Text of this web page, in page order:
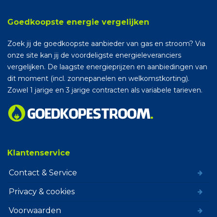
Goedkoopste energie vergelijken
Zoek jij de goedkoopste aanbieder van gas en stroom? Via
onze site kan jij de voordeligste energieleveranciers
vergelijken. De laagste energieprijzen en aanbiedingen van
dit moment (incl. zonnepanelen en welkomstkorting).
Zowel 1 jarige en 3 jarige contracten als variabele tarieven.
Klantenservice
Contact & Service
Privacy & cookies
Voorwaarden